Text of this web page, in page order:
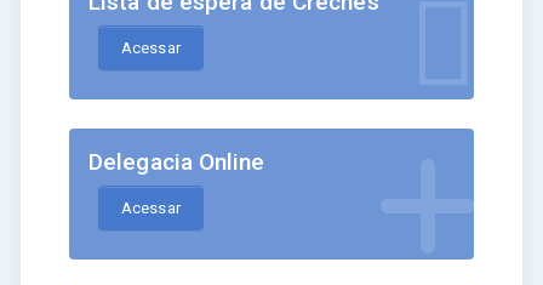
Acessar
Delegacia Online
Acessar